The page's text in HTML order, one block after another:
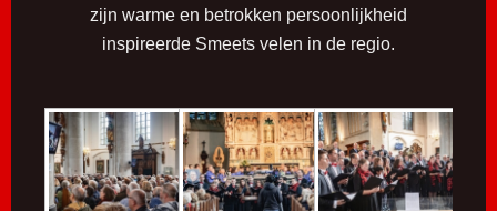
zijn warme en betrokken persoonlijkheid
inspireerde Smeets velen in de regio.